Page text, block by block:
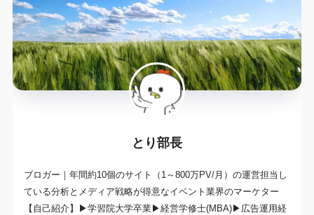
とり部長
ブロガー｜年間約10個のサイト（1～800万PV/月）の運営担当し
ている分析とメディア戦略が得意なイベント業界のマーケター
【自己紹介】▶学習院大学卒業▶経営学修士(MBA)▶広告運用経